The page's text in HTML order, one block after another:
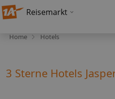
Reisemarkt
Home Hotels
3 Sterne Hotels